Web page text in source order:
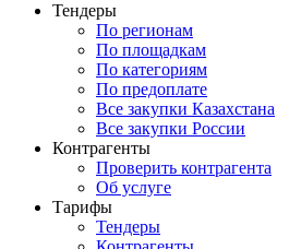
Тендеры
По регионам
По площадкам
По категориям
По предоплате
Все закупки Казахстана
Все закупки России
Контрагенты
Проверить контрагента
Об услуге
Тарифы
Тендеры